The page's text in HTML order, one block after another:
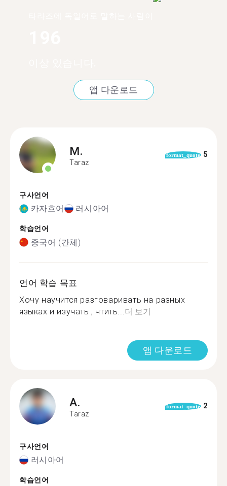
앱 다운로드
M.
Taraz
format_quote 5
구사언어
카자흐어 러시아어
학습언어
중국어 (간체)
언어 학습 목표
Хочу научится разговаривать на разных
языках и изучать , чтить... 더 보기
앱 다운로드
A.
Taraz
format_quote 2
구사언어
러시아어
학습언어